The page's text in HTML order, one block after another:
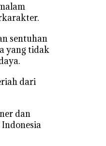
sentuhan
yang tidak
dari
dan